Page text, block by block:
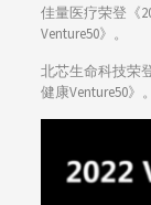
佳量医疗荣登《
Venture50》。
北芯生命科技荣
健康Venture50》。